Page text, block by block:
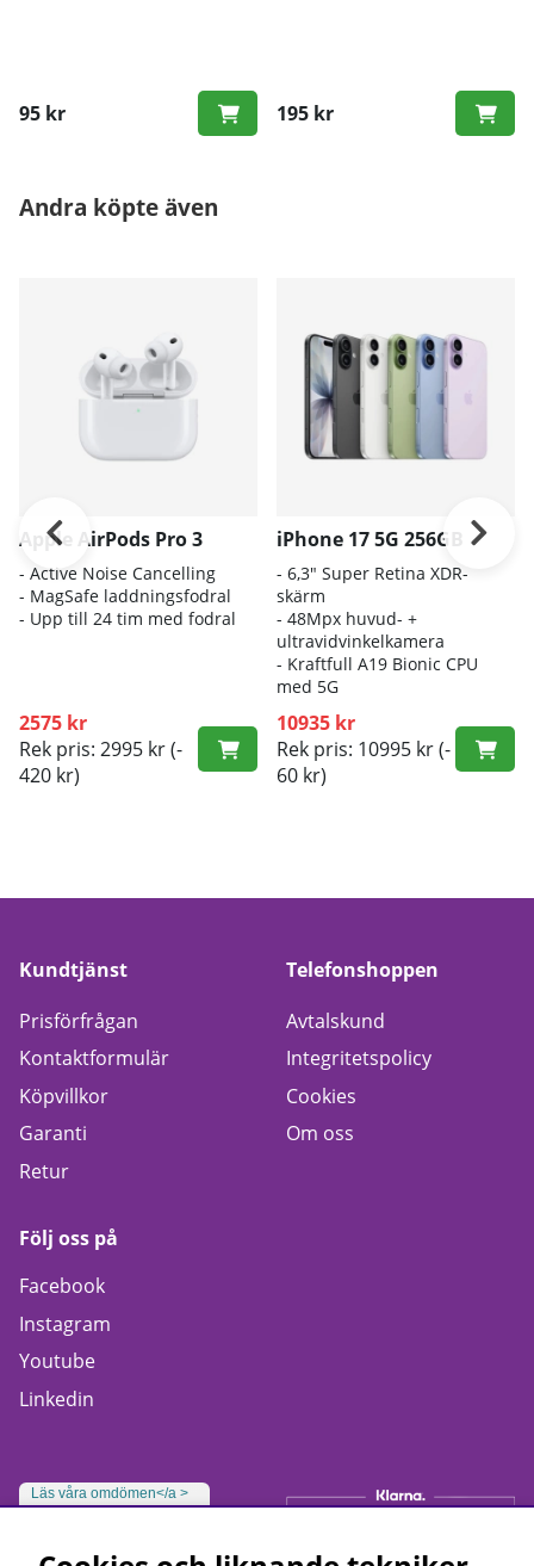
95 kr 195 kr
Andra köpte även
Apple AirPods Pro 3
- Active Noise Cancelling
- MagSafe laddningsfodral
- Upp till 24 tim med fodral
2575 kr
Rek pris: 2995 kr(-
420 kr)
iPhone 17 5G 256GB
- 6,3" Super Retina XDR-
skärm
- 48Mpx huvud- +
ultravidvinkelkamera
- Kraftfull A19 Bionic CPU
med 5G
10935 kr
Rek pris: 10995 kr(-
60 kr)
Kundtjänst
Prisförfrågan
Kontaktformulär
Köpvillkor
Garanti
Retur
Telefonshoppen
Avtalskund
Integritetspolicy
Cookies
Om oss
Följ oss på
Facebook
Instagram
Youtube
Linkedin
Läs våra omdömen</a >